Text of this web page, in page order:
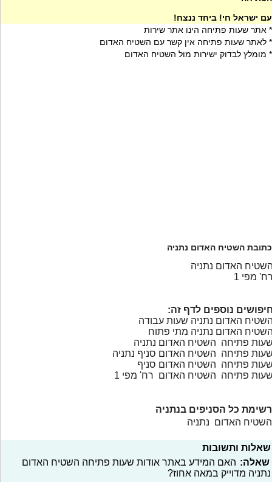
עם ישראל חי! ביחד ננצח!
* אתר שעות פתיחה הינו אתר שירות
* לאתר שעות פתיחה אין קשר עם השטיח האדום
* מומלץ לבדוק ישירות מול השטיח האדום
כתובת השטיח האדום נתניה
האדום נתניה
מפי 1
נוספים לדף זה:
האדום נתניה שעות עבודה
האדום נתניה מתי פתוח
פתיחה השטיח האדום נתניה
פתיחה השטיח האדום סניף נתניה
פתיחה השטיח האדום סניף
פתיחה השטיח האדום רח' מפי 1
רשימת כל הסניפים בנתניה
השטיח האדום נתניה
שאלות ותשובות
שאלה: האם המידע באתר אודות שעות פתיחה השטיח האדום
נתניה מדוייק במאה אחוז?